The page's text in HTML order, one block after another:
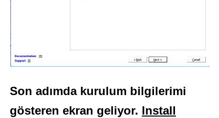
Son adımda kurulum bilgilerimi
gösteren ekran geliyor. Install